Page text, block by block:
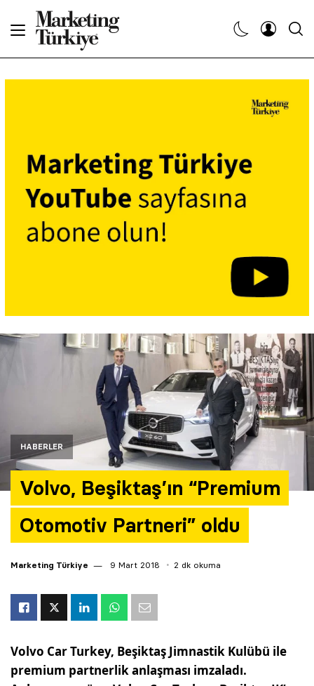
HABERLER
Volvo, Beşiktaş’ın “Premium
Otomotiv Partneri” oldu
Marketing Türkiye 9 Mart 2018 2 dk okuma
Volvo Car Turkey, Beşiktaş Jimnastik Kulübü ile
premium partnerlik anlaşması imzaladı.
Dergiler
Etkinlikler